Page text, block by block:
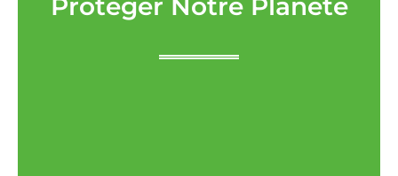
Protéger Notre Planète